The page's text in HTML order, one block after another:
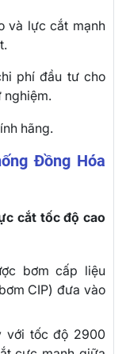
và lực cắt mạnh
phí đầu tư cho
nghiệm.
hãng.
Đồng Hóa
cắt tốc độ cao
bơm cấp liệu
CIP) đưa vào
với tốc độ 2900